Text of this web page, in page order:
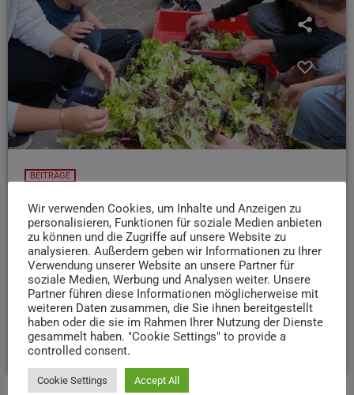
BEITRÄGE
„St. Juppi mit Herz“: Schüler-AG hilft
ehrenamtlich im Tierheim aus
Die "St. Juppi mit Herz AG" der bischöflichen
Förderschule St. Josef besucht alle zwei Wochen das
Tierheim Trier, um dort ehrenamtlich auszuhelfen. Wir
durften die Gruppe vergangenen Montag dort begleiten
today 17. JUNI 2026 13 4
Wir verwenden Cookies, um Inhalte und Anzeigen zu
personalisieren, Funktionen für soziale Medien anbieten
zu können und die Zugriffe auf unsere Website zu
analysieren. Außerdem geben wir Informationen zu Ihrer
Verwendung unserer Website an unsere Partner für
soziale Medien, Werbung und Analysen weiter. Unsere
Partner führen diese Informationen möglicherweise mit
weiteren Daten zusammen, die Sie ihnen bereitgestellt
haben oder die sie im Rahmen Ihrer Nutzung der Dienste
gesammelt haben. "Cookie Settings" to provide a
controlled consent.
Cookie Settings Accept All